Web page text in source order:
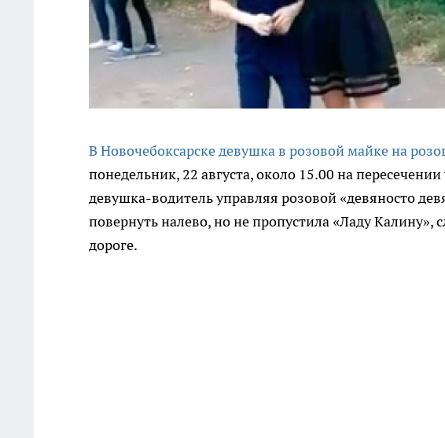
В Новочебоксарске девушка в розовой майке на
понедельник, 22 августа, около 15.00 на
девушка-водитель управляя розовой «девяносто
повернуть налево, но не пропустила «Ладу
дороге.